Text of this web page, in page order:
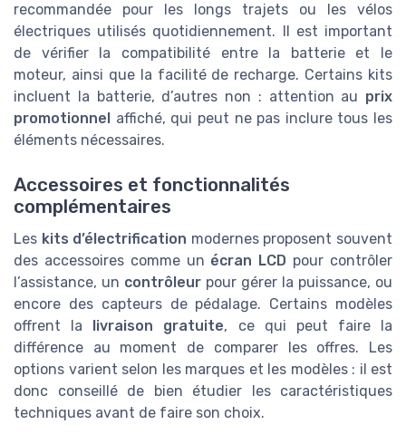
recommandée pour les longs trajets ou les vélos
électriques utilisés quotidiennement. Il est important
de vérifier la compatibilité entre la batterie et le
moteur, ainsi que la facilité de recharge. Certains kits
incluent la batterie, d’autres non : attention au prix
promotionnel
affiché, qui peut ne pas inclure tous les
éléments nécessaires.
Accessoires et fonctionnalités
complémentaires
Les kits d’électrification modernes proposent souvent
des accessoires comme un écran LCD pour contrôler
l’assistance, un contrôleur pour gérer la puissance, ou
encore des capteurs de pédalage. Certains modèles
offrent la livraison gratuite, ce qui peut faire la
différence au moment de comparer les offres. Les
options varient selon les marques et les modèles : il est
donc conseillé de bien étudier les caractéristiques
techniques avant de faire son choix.